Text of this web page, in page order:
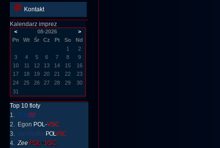
Kontakt
Top 10 floty
1. Ryh00
2. Egon POL-VSC
3. von Reuffen POLVSC
4.Zee POL~VSC